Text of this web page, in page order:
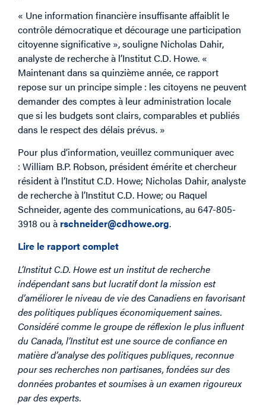
« Une information financière insuffisante affaiblit le
contrôle démocratique et décourage une participation
citoyenne significative », souligne Nicholas Dahir,
analyste de recherche à l’Institut C.D. Howe. «
Maintenant dans sa quinzième année, ce rapport
repose sur un principe simple : les citoyens ne peuvent
demander des comptes à leur administration locale
que si les budgets sont clairs, comparables et publiés
dans le respect des délais prévus. »
Pour plus d’information, veuillez communiquer avec
: William B.P. Robson, président émérite et chercheur
résident à l’Institut C.D. Howe; Nicholas Dahir, analyste
de recherche à l’Institut C.D. Howe; ou Raquel
Schneider, agente des communications, au 647-805-
3918 ou à rschneider@cdhowe.org.
Lire le rapport complet
L’Institut C.D. Howe est un institut de recherche
indépendant sans but lucratif dont la mission est
d’améliorer le niveau de vie des Canadiens en favorisant
des politiques publiques économiquement saines.
Considéré comme le groupe de réflexion le plus influent
du Canada, l’Institut est une source de confiance en
matière d’analyse des politiques publiques, reconnue
pour ses recherches non partisanes, fondées sur des
données probantes et soumises à un examen rigoureux
par des experts.